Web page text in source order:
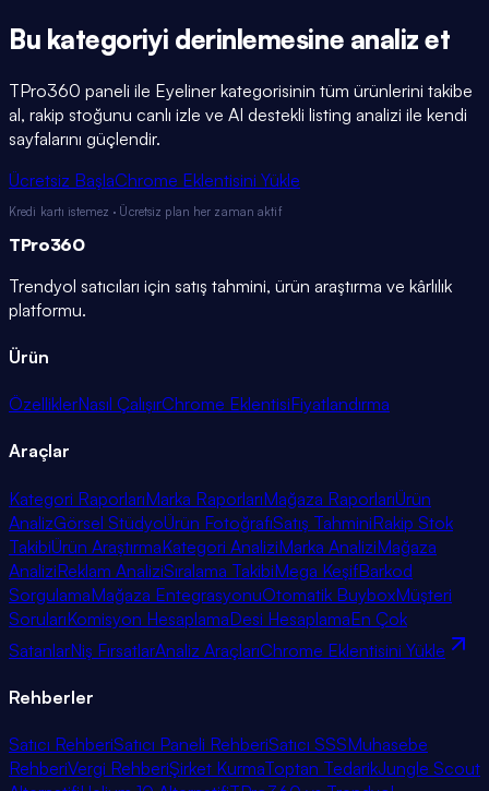
Bu kategoriyi derinlemesine analiz et
TPro360 paneli ile Eyeliner kategorisinin tüm ürünlerini takibe
al, rakip stoğunu canlı izle ve AI destekli listing analizi ile kendi
sayfalarını güçlendir.
Ücretsiz BaşlaChrome Eklentisini Yükle
Kredi kartı istemez · Ücretsiz plan her zaman aktif
TPro360
Trendyol satıcıları için satış tahmini, ürün araştırma ve kârlılık
platformu.
Ürün
ÖzelliklerNasıl ÇalışırChrome EklentisiFiyatlandırma
Araçlar
Kategori RaporlarıMarka RaporlarıMağaza RaporlarıÜrün
AnalizGörsel StüdyoÜrün FotoğrafıSatış TahminiRakip Stok
TakibiÜrün AraştırmaKategori AnaliziMarka AnaliziMağaza
AnaliziReklam AnaliziSıralama TakibiMega KeşifBarkod
SorgulamaMağaza EntegrasyonuOtomatik BuyboxMüşteri
SorularıKomisyon HesaplamaDesi HesaplamaEn Çok
SatanlarNiş FırsatlarAnaliz AraçlarıChrome Eklentisini Yükle
Rehberler
Satıcı RehberiSatıcı Paneli RehberiSatıcı SSSMuhasebe
RehberiVergi RehberiŞirket KurmaToptan TedarikJungle Scout